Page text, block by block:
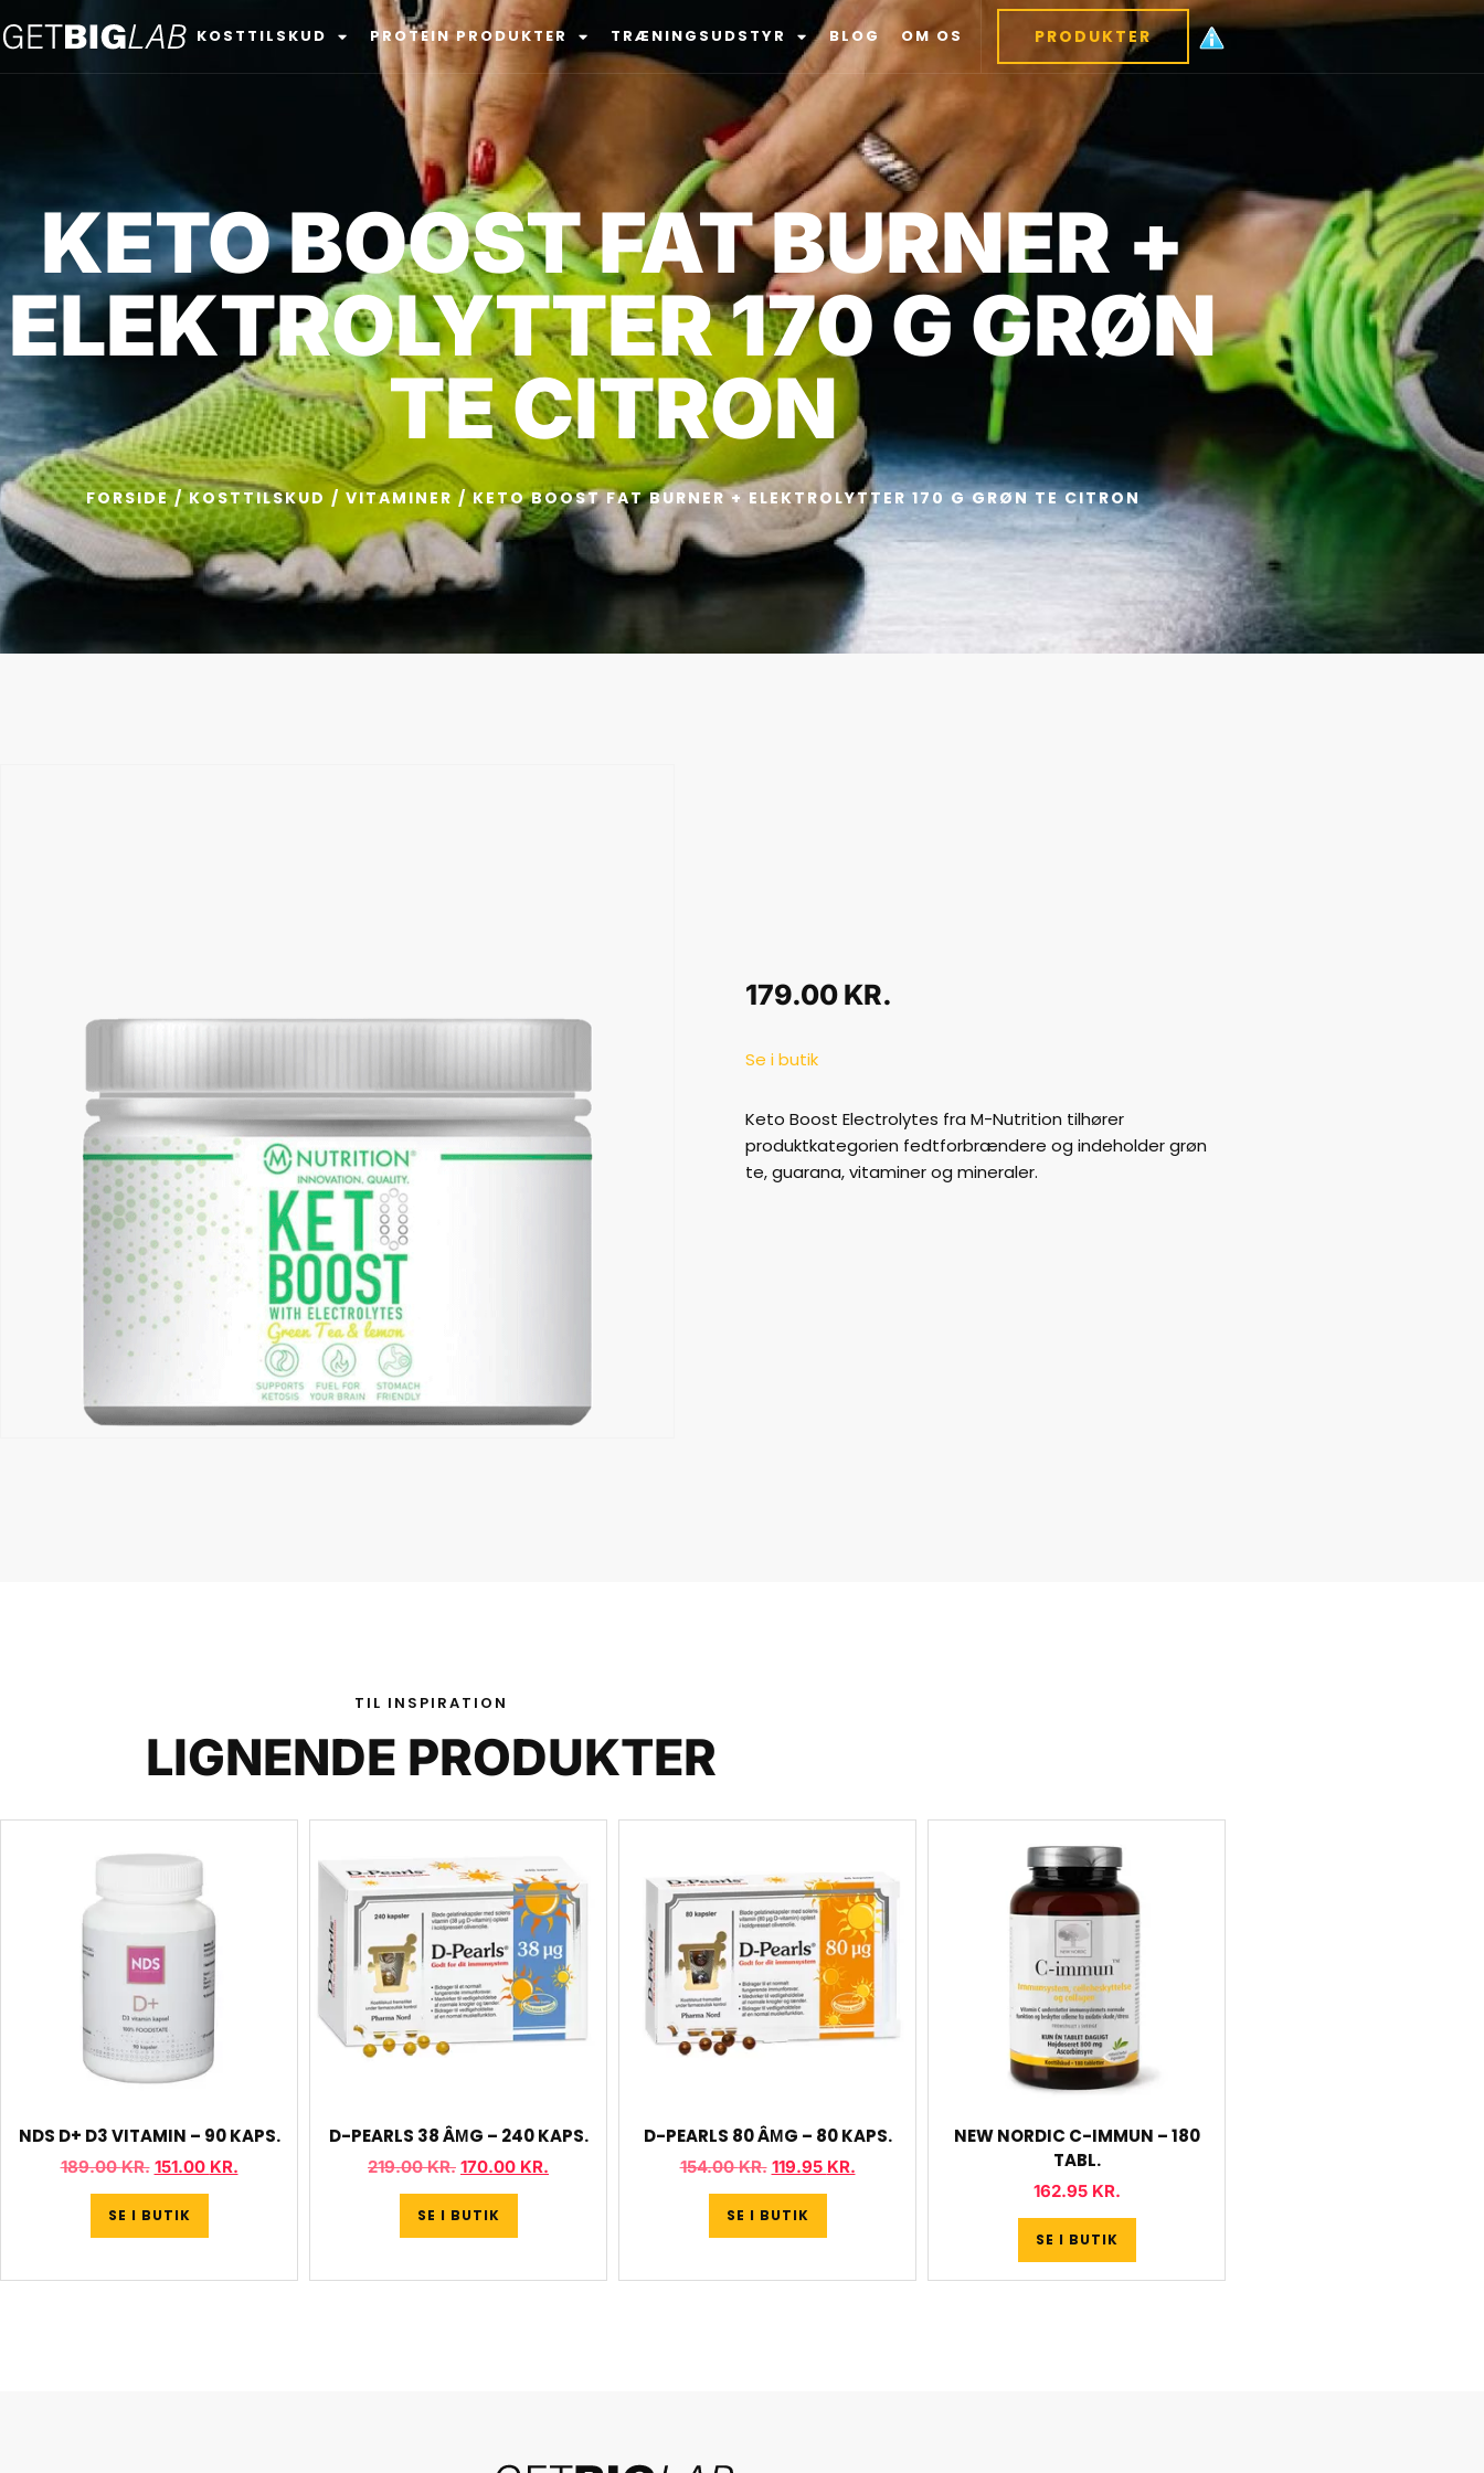
KOSTTILSKUD PROTEIN PRODUKTER TRÆNINGSUDSTYR BLOG OM OS PRODUKTER
KETO BOOST FAT BURNER +
ELEKTROLYTTER 170 G GRØN
TE CITRON
FORSIDE/KOSTTILSKUD / VITAMINER / KETO BOOST FAT BURNER + ELEKTROLYTTER 170 G GRØN TE CITRON
179.00 KR.
Se i butik
Keto Boost Electrolytes fra M-Nutrition tilhører
produktkategorien fedtforbrændere og indeholder grøn
te, guarana, vitaminer og mineraler.
TIL INSPIRATION
LIGNENDE PRODUKTER
NDS D+ D3 VITAMIN – 90 KAPS.
189.00KR. 151.00 KR.
SE I BUTIK
D-PEARLS 38 ÂΜG – 240 KAPS.
219.00KR. 170.00 KR.
SE I BUTIK
D-PEARLS 80 ÂΜG – 80 KAPS.
154.00KR. 119.95 KR.
SE I BUTIK
NEW NORDIC C-IMMUN – 180
TABL.
162.95 KR.
SE I BUTIK